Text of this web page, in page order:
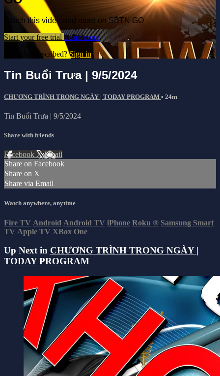
Watch this video and more on SBTN GO
Start your free trial Learn more
Already subscribed?Sign in
Tin Buổi Trưa | 9/5/2024
CHƯƠNG TRÌNH TRONG NGÀY | TODAY PROGRAM • 24m
Tin Buổi Trưa | 9/5/2024
Share with friends
Facebook XEmail
Share on Facebook
Share on X
Share via Email
Watch anywhere, anytime
Fire TV Android Android TV iPhone Roku ® Samsung Smart
TV Apple TV XBox One
Up Next in CHƯƠNG TRÌNH TRONG NGÀY |
TODAY PROGRAM